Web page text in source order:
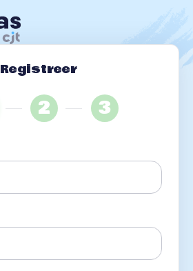
Registreer
2 3